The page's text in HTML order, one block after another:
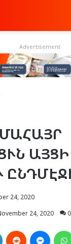
Advertisement
24, 2020
24, 2020
0
LinkedIn Reddit